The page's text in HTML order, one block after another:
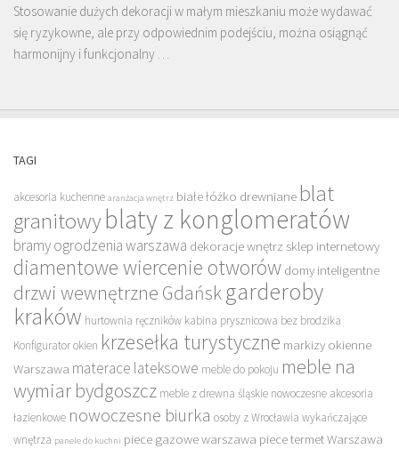
Stosowanie dużych dekoracji w małym mieszkaniu może wydawać
się ryzykowne, ale przy odpowiednim podejściu, można osiągnąć
harmonijny i funkcjonalny …
TAGI
akcesoria kuchenne aranżacja wnętrz białe łóżko drewniane blat
granitowyblaty z konglomeratów
bramy ogrodzenia warszawa dekoracje wnętrz sklep internetowy
diamentowe wiercenie otworów domy inteligentne
drzwi wewnętrzne Gdańsk garderoby
kraków hurtownia ręczników kabina prysznicowa bez brodzika
Konfigurator okien krzesełka turystyczne markizy okienne
Warszawa materace lateksowe meble do pokoju meble na
wymiar bydgoszcz meble z drewna śląskie nowoczesne akcesoria
łazienkowe nowoczesne biurka osoby z Wrocławia wykańczające
wnętrza panele do kuchni piece gazowe warszawa piece termet Warszawa